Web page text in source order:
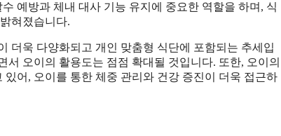
예방과 체내 대사 기능 유지에 중요한 역할을 하며, 식
혀졌습니다.
더욱 다양화되고 개인 맞춤형 식단에 포함되는 추세입
오이의 활용도는 점점 확대될 것입니다. 또한, 오이의
어, 오이를 통한 체중 관리와 건강 증진이 더욱 접근하